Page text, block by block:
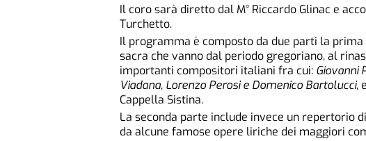
Il coro sarà diretto dal M° Riccardo Glinac e
Turchetto.
Il programma è composto da due parti la
sacra che vanno dal periodo gregoriano, al
importanti compositori italiani fra cui: Giovanni
Viadana, Lorenzo Perosi e Domenico Bartolucci,
Cappella Sistina.
La seconda parte include invece un repertorio
da alcune famose opere liriche dei maggiori